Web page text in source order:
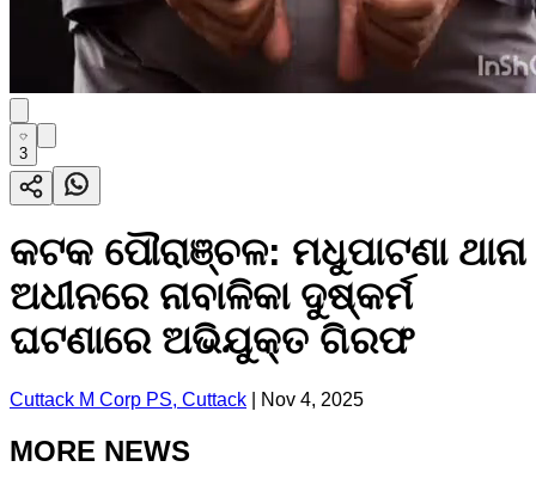
3
କଟକ ପୌରାଞ୍ଚଳ: ମଧୁପାଟଣା ଥାନା
ଅଧୀନରେ ନାବାଳିକା ଦୁଷ୍କର୍ମ
ଘଟଣାରେ ଅଭିଯୁକ୍ତ ଗିରଫ
Cuttack M Corp PS, Cuttack Nov 4, 2025
MORE NEWS